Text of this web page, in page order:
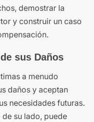
demostrar la
y construir un caso
sus Daños
a menudo
daños y aceptan
necesidades futuras.
su lado, puede